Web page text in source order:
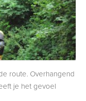
route. Overhangend
je het gevoel